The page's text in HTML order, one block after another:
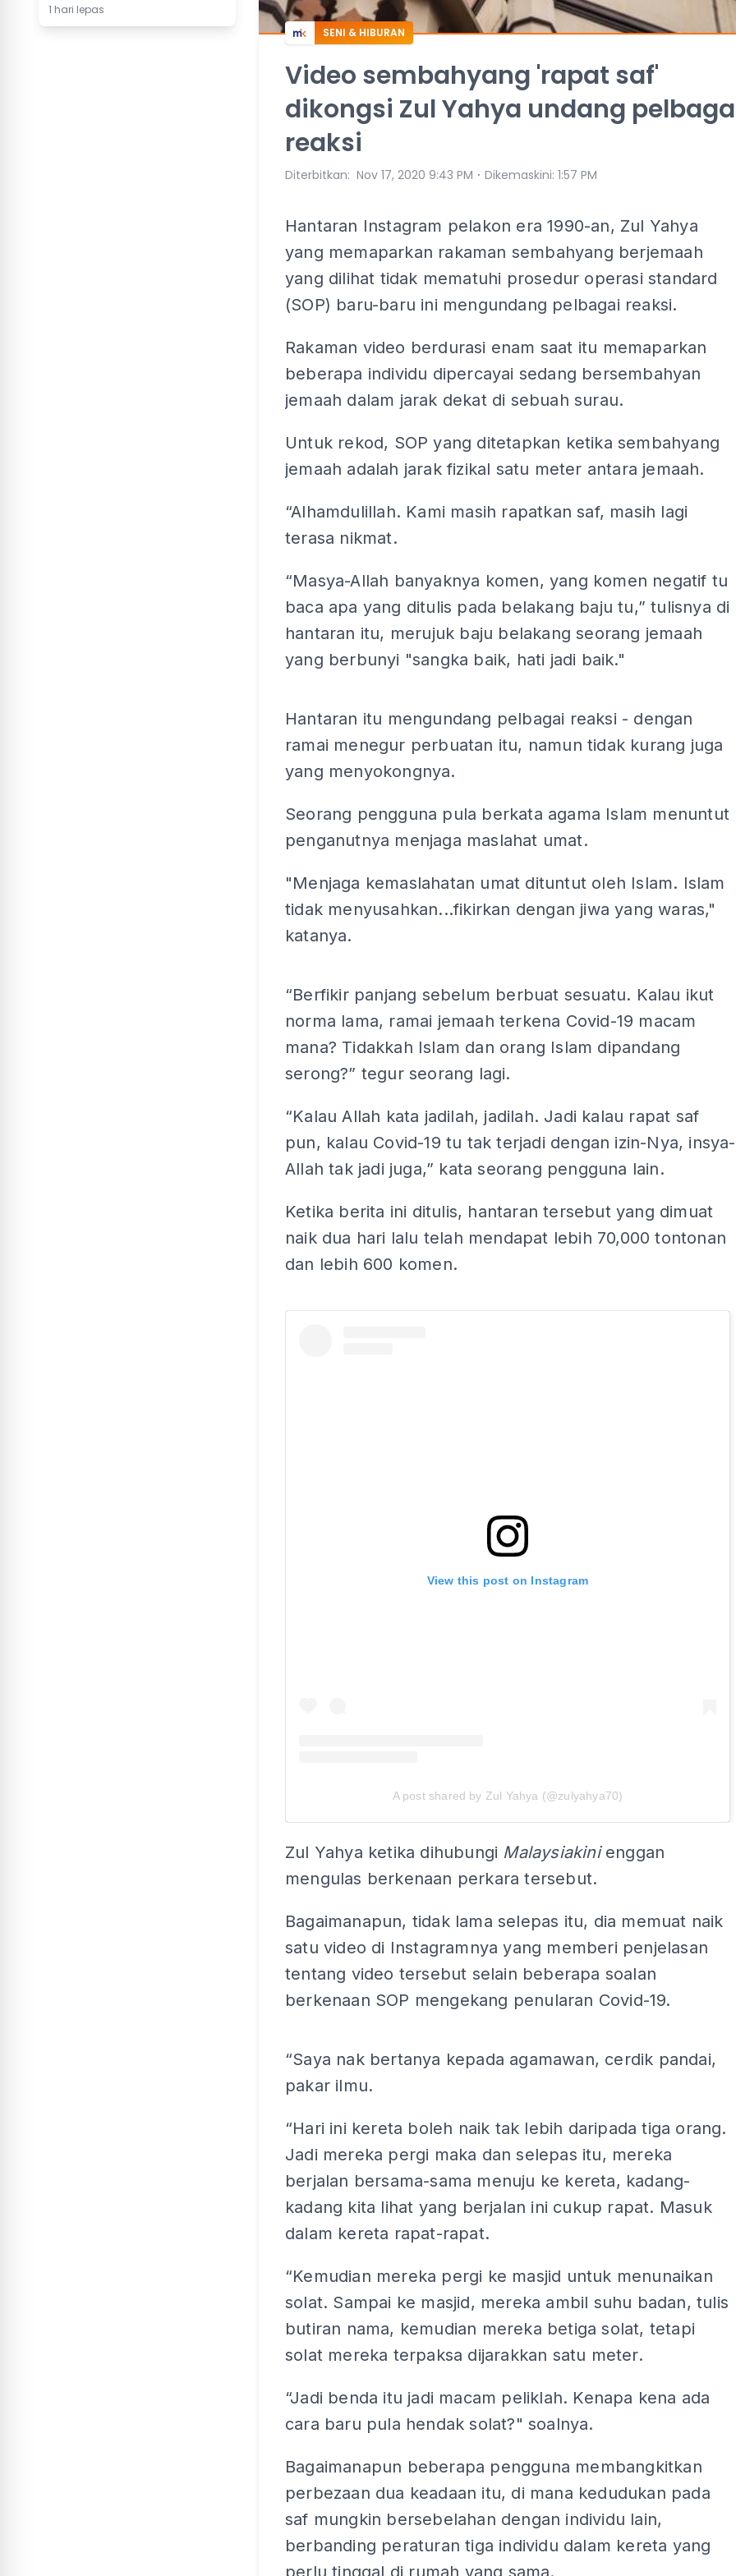
1 hari lepas
SENI & HIBURAN
Video sembahyang 'rapat saf'
dikongsi Zul Yahya undang
reaksi
Diterbitkan: Nov 17, 2020 9:43 PM ⋅ Dikemaskini: 1:57 PM
Hantaran Instagram pelakon era 1990-an, Zul Yahya
yang memaparkan rakaman sembahyang berjemaah
yang dilihat tidak mematuhi prosedur operasi standard
(SOP) baru-baru ini mengundang pelbagai reaksi.
Rakaman video berdurasi enam saat itu memaparkan
beberapa individu dipercayai sedang bersembahyan
jemaah dalam jarak dekat di sebuah surau.
Untuk rekod, SOP yang ditetapkan ketika sembahyang
jemaah adalah jarak fizikal satu meter antara jemaah.
“Alhamdulillah. Kami masih rapatkan saf, masih lagi
terasa nikmat.
“Masya-Allah banyaknya komen, yang komen negatif tu
baca apa yang ditulis pada belakang baju tu,” tulisnya di
hantaran itu, merujuk baju belakang seorang jemaah
yang berbunyi "sangka baik, hati jadi baik."
Hantaran itu mengundang pelbagai reaksi - dengan
ramai menegur perbuatan itu, namun tidak kurang juga
yang menyokongnya.
Seorang pengguna pula berkata agama Islam menuntut
penganutnya menjaga maslahat umat.
"Menjaga kemaslahatan umat dituntut oleh Islam. Islam
tidak menyusahkan...fikirkan dengan jiwa yang waras,"
katanya.
“Berfikir panjang sebelum berbuat sesuatu. Kalau ikut
norma lama, ramai jemaah terkena Covid-19 macam
mana? Tidakkah Islam dan orang Islam dipandang
serong?” tegur seorang lagi.
“Kalau Allah kata jadilah, jadilah. Jadi kalau rapat saf
pun, kalau Covid-19 tu tak terjadi dengan izin-Nya, insya-
Allah tak jadi juga,” kata seorang pengguna lain.
Ketika berita ini ditulis, hantaran tersebut yang dimuat
naik dua hari lalu telah mendapat lebih 70,000 tontonan
dan lebih 600 komen.
View this post on Instagram
A post shared by Zul Yahya (@zulyahya70)
Zul Yahya ketika dihubungi Malaysiakinienggan
mengulas berkenaan perkara tersebut.
Bagaimanapun, tidak lama selepas itu, dia memuat naik
satu video di Instagramnya yang memberi penjelasan
tentang video tersebut selain beberapa soalan
berkenaan SOP mengekang penularan Covid-19.
“Saya nak bertanya kepada agamawan, cerdik pandai,
pakar ilmu.
“Hari ini kereta boleh naik tak lebih daripada tiga orang.
Jadi mereka pergi maka dan selepas itu, mereka
berjalan bersama-sama menuju ke kereta, kadang-
kadang kita lihat yang berjalan ini cukup rapat. Masuk
dalam kereta rapat-rapat.
“Kemudian mereka pergi ke masjid untuk menunaikan
solat. Sampai ke masjid, mereka ambil suhu badan, tulis
butiran nama, kemudian mereka betiga solat, tetapi
solat mereka terpaksa dijarakkan satu meter.
“Jadi benda itu jadi macam peliklah. Kenapa kena ada
cara baru pula hendak solat?" soalnya.
Bagaimanapun beberapa pengguna membangkitkan
perbezaan dua keadaan itu, di mana kedudukan pada
saf mungkin bersebelahan dengan individu lain,
berbanding peraturan tiga individu dalam kereta yang
perlu tinggal di rumah yang sama.